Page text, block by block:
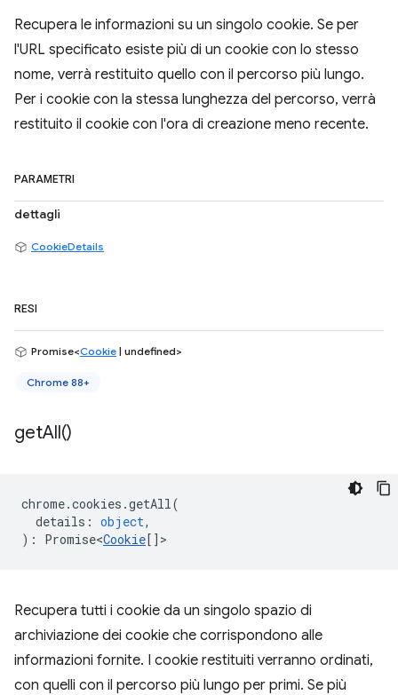
Recupera le informazioni su un singolo cookie. Se per
l'URL specificato esiste più di un cookie con lo stesso
nome, verrà restituito quello con il percorso più lungo.
Per i cookie con la stessa lunghezza del percorso, verrà
restituito il cookie con l'ora di creazione meno recente.
PARAMETRI
dettagli
CookieDetails
RESI
Promise<Cookie | undefined>
Chrome 88+
getAll()
chrome.cookies .getAll(
details : object,
) : Promise<Cookie[] >
Recupera tutti i cookie da un singolo spazio di
archiviazione dei cookie che corrispondono alle
informazioni fornite. I cookie restituiti verranno ordinati,
con quelli con il percorso più lungo per primi. Se più